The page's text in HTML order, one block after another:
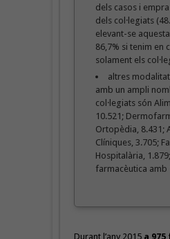
dels casos i
dels col·legiats
elevant-se
86,7% si tenim en
solament els
altres
amb un ampli
col·legiats són
10.521;
Ortopèdia, 8.431;
Clíniques, 3.705;
Hospitalària,
farmacèutica amb
Durant l’any 2015 a